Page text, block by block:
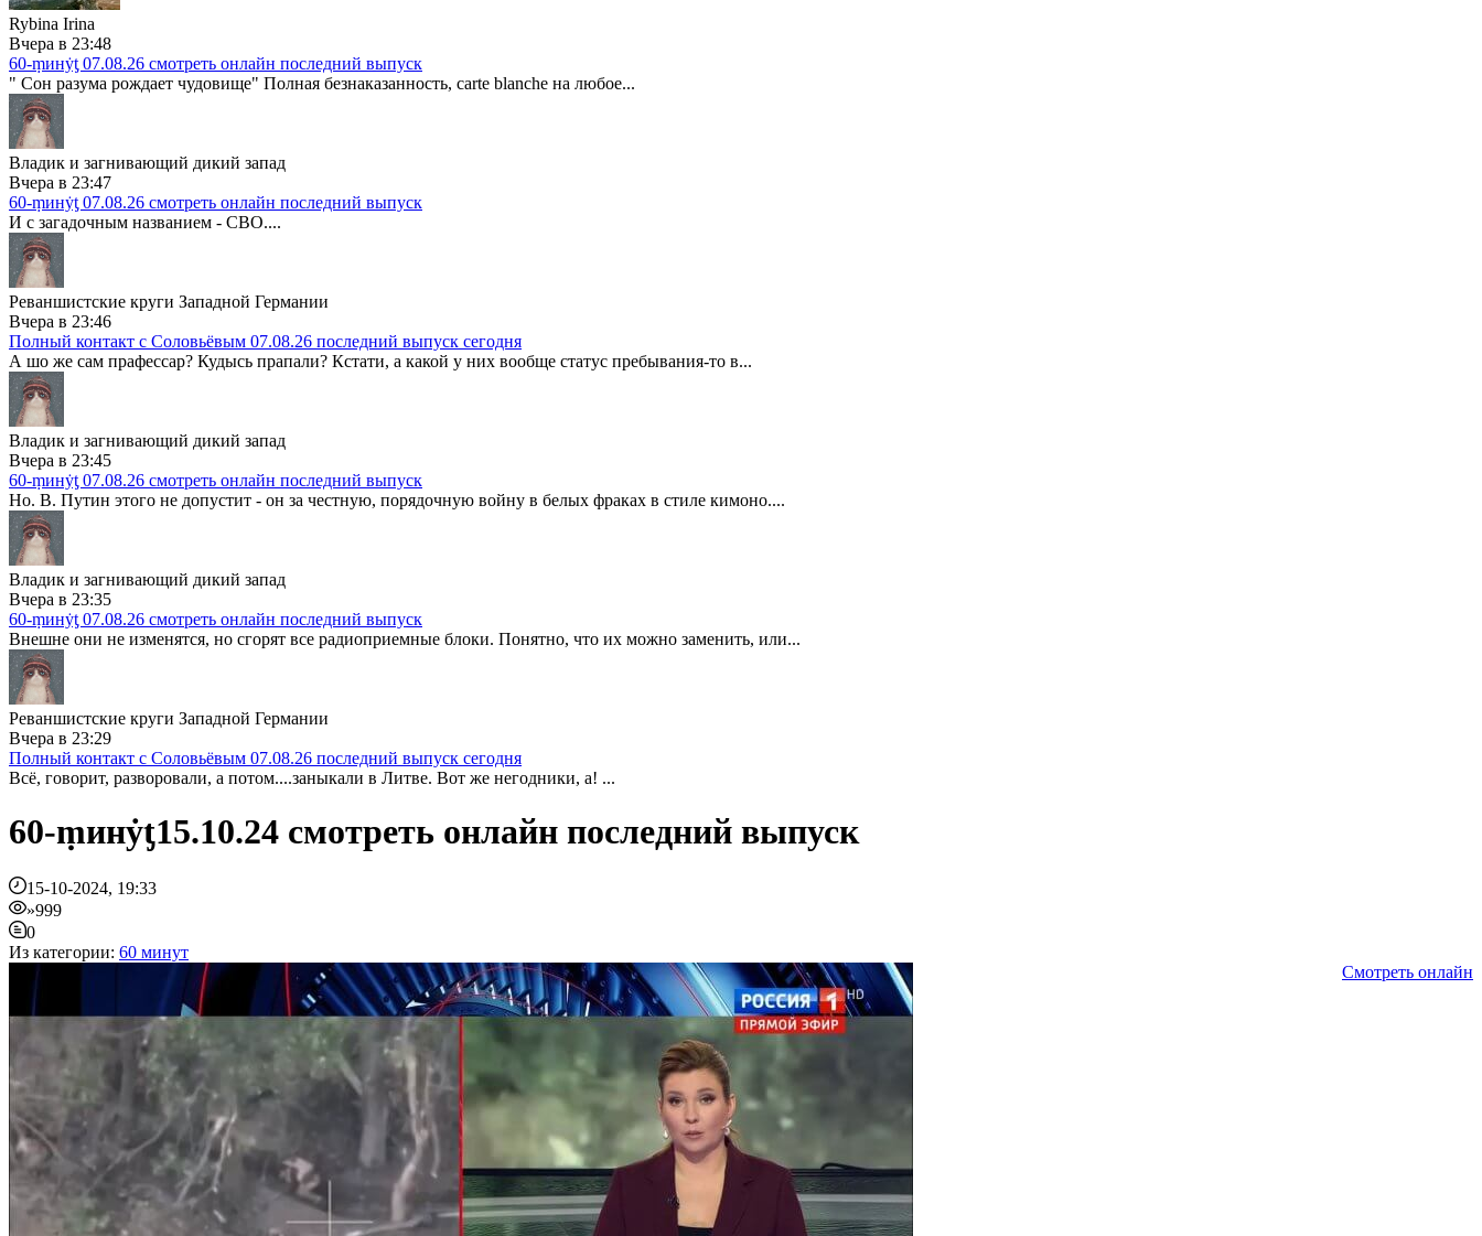
Rybina Irina
Вчера в 23:48
60-ṃинẏƫ 07.08.26 смотреть онлайн последний выпуск
" Сон разума рождает чудовище" Полная безнаказанность, carte blanche на любое...
Владик и загнивающий дикий запад
Вчера в 23:47
60-ṃинẏƫ 07.08.26 смотреть онлайн последний выпуск
И с загадочным названием - СВО....
Реваншистские круги Западной Германии
Вчера в 23:46
Полный контакт с Соловьёвым 07.08.26 последний выпуск сегодня
А шо же сам прафессар? Кудысь прапали? Кстати, а какой у них вообще статус пребывания-то в...
Владик и загнивающий дикий запад
Вчера в 23:45
60-ṃинẏƫ 07.08.26 смотреть онлайн последний выпуск
Но. В. Путин этого не допустит - он за честную, порядочную войну в белых фраках в стиле кимоно....
Владик и загнивающий дикий запад
Вчера в 23:35
60-ṃинẏƫ 07.08.26 смотреть онлайн последний выпуск
Внешне они не изменятся, но сгорят все радиоприемные блоки. Понятно, что их можно заменить, или...
Реваншистские круги Западной Германии
Вчера в 23:29
Полный контакт с Соловьёвым 07.08.26 последний выпуск сегодня
Всё, говорит, разворовали, а потом....заныкали в Литве. Вот же негодники, а! ...
60-ṃинẏƫ15.10.24 смотреть онлайн последний выпуск
15-10-2024, 19:33
»999
0
Из категории: 60 минут
Смотреть онлайн